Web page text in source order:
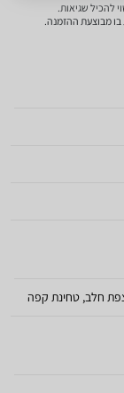
להכיל שגיאות.
מבוצעת ההזמנה.
חלב, טחינת קפה